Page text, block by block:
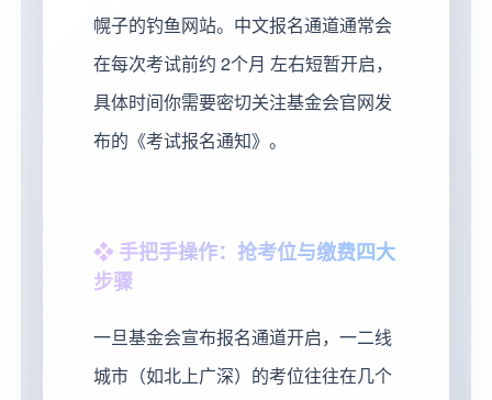
幌子的钓鱼网站。中文报名通道通常会
在每次考试前约 2个月 左右短暂开启，
具体时间你需要密切关注基金会官网发
布的《考试报名通知》。
❖ 手把手操作：抢考位与缴费四大
步骤
一旦基金会宣布报名通道开启，一二线
城市（如北上广深）的考位往往在几个